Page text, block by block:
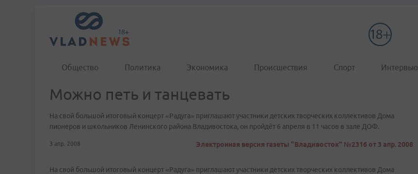
Общество Политика Экономика Происшествия Спорт Интервью
Можно петь и танцевать
На свой большой итоговый концерт «Радуга» приглашают участники детских творческих коллективов Дома
пионеров и школьников Ленинского района Владивостока, он пройдёт 6 апреля в 11 часов в зале ДОФ.
3 апр. 2008 Электронная версия газеты "Владивосток" №2316 от 3 апр. 2008
На свой большой итоговый концерт «Радуга» приглашают участники детских творческих коллективов Дома